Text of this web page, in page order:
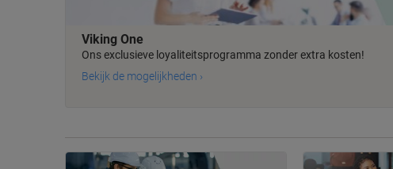
Viking One
Ons exclusieve loyaliteitsprogramma zonder extra kosten!
Bekijk de mogelijkheden ›